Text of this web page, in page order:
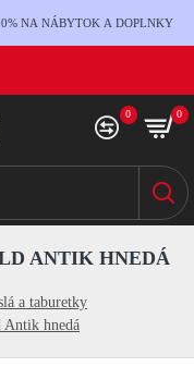
NA NÁBYTOK A DOPLNKY
0 0
a taburetky
Antik hnedá
ANTIK HNEDÁ